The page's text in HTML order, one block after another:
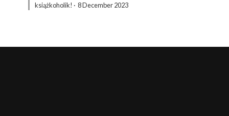
książkoholik! · 8 December 2023